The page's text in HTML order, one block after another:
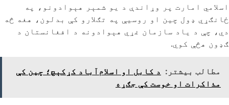
اسلامي امارت پر وړاندې د یو شمېر هېوادونو، په
ځانګړي ډول چین او روسیې په تګلارو کې بدلون، هغه څه
دي، چې د یاد سازمان غړي هېوادونه د افغانستان د
ګډون هڅې کوي.
مطالب بیشتر: د کابل او اسلام‌آباد کړکېچ؛ چین کې
مذاکرات او خوست کې جګړه